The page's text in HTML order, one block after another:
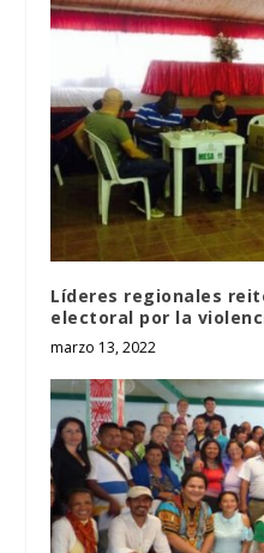
Líderes regionales
electoral por la
marzo 13, 2022